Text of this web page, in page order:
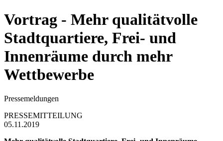
Vortrag - Mehr qualitätvolle
Stadtquartiere, Frei- und
Innenräume durch mehr
Wettbewerbe
Pressemeldungen
PRESSEMITTEILUNG
05.11.2019